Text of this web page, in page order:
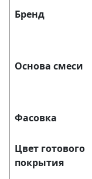
Бренд
Основа смеси
Фасовка
Цвет готового
покрытия